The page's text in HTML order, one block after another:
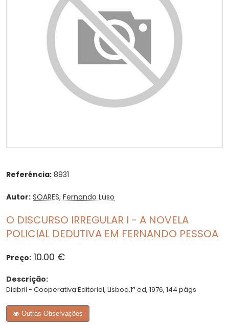
Referência: 8931
Autor: SOARES, Fernando Luso
O DISCURSO IRREGULAR I - A NOVELA
POLICIAL DEDUTIVA EM FERNANDO PESSOA
Preço: 10.00 €
Descrição:
Diabril - Cooperativa Editorial, Lisboa,1ª ed, 1976, 144 págs
Outras Observações